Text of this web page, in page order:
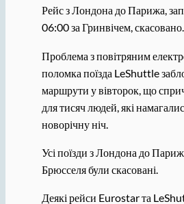
Рейс з Лондона до Парижа,
06:00 за Гринвічем, скасовано.
Проблема з повітряним
поломка поїзда LeShuttle
маршрути у вівторок, що
для тисяч людей, які
новорічну ніч.
Усі поїзди з Лондона до
Брюсселя були скасовані.
Деякі рейси Eurostar та